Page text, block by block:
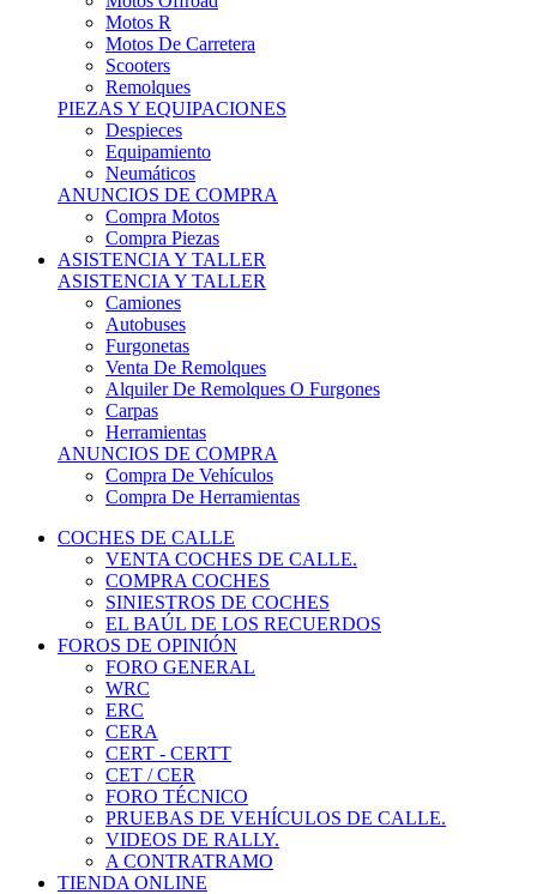
Motos R
Motos De Carretera
Scooters
Remolques
PIEZAS Y EQUIPACIONES
Despieces
Equipamiento
Neumáticos
ANUNCIOS DE COMPRA
Compra Motos
Compra Piezas
ASISTENCIA Y TALLER
ASISTENCIA Y TALLER
Camiones
Autobuses
Furgonetas
Venta De Remolques
Alquiler De Remolques O Furgones
Carpas
Herramientas
ANUNCIOS DE COMPRA
Compra De Vehículos
Compra De Herramientas
COCHES DE CALLE
VENTA COCHES DE CALLE.
COMPRA COCHES
SINIESTROS DE COCHES
EL BAÚL DE LOS RECUERDOS
FOROS DE OPINIÓN
FORO GENERAL
WRC
ERC
CERA
CERT - CERTT
CET / CER
FORO TÉCNICO
PRUEBAS DE VEHÍCULOS DE CALLE.
VIDEOS DE RALLY.
A CONTRATRAMO
TIENDA ONLINE